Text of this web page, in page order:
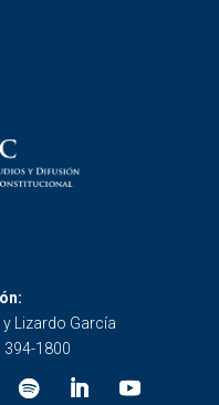
Lizardo García
394-1800